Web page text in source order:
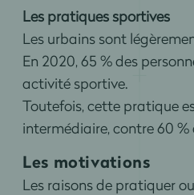
Les pratiques sportives
Les urbains sont
En 2020, 65 % des
activité sportive.
Toutefois, cette pratique
intermédiaire, contre 60
Les motivations
Les raisons de pratiquer